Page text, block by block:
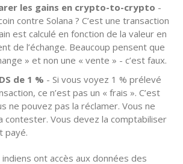
les gains en crypto-to-crypto -
contre Solana ? C’est une transaction
est calculé en fonction de la valeur en
de l’échange. Beaucoup pensent que
» et non une « vente » - c’est faux.
de 1 % - Si vous voyez 1 % prélevé
ce n’est pas un « frais ». C’est
ne pouvez pas la réclamer. Vous ne
contester. Vous devez la comptabiliser
payé.
ont accès aux données des